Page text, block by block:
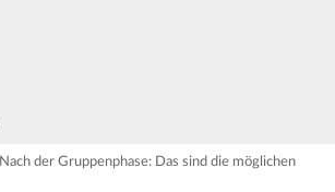
Nach der Gruppenphase: Das sind die möglichen